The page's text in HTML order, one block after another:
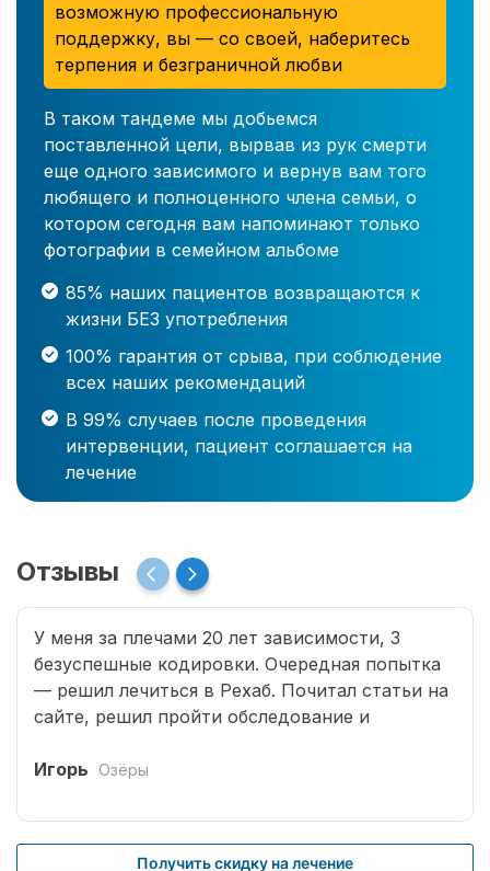
возможную профессиональную
поддержку, вы — со своей, наберитесь
терпения и безграничной любви
В таком тандеме мы добьемся
поставленной цели, вырвав из рук смерти
еще одного зависимого и вернув вам того
любящего и полноценного члена семьи, о
котором сегодня вам напоминают только
фотографии в семейном альбоме
85% наших пациентов возвращаются к
жизни БЕЗ употребления
100% гарантия от срыва, при соблюдение
всех наших рекомендаций
В 99% случаев после проведения
интервенции, пациент соглашается на
лечение
Отзывы
У меня за плечами 20 лет зависимости, 3
безуспешные кодировки. Очередная попытка
— решил лечиться в Рехаб. Почитал статьи на
сайте, решил пройти обследование и
обратиться к доктору. Врачи все деликатные,
комплексное избавление наркомании.
Учитываются и хронические заболевания,
Игорь Озёры
Получить скидку на лечение